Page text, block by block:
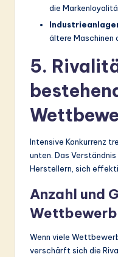
die
ältere Maschinen
5.
Intensive Konkurrenz
unten. Das
Herstellern, sich
Anzahl und
Wenn viele
verschärft sich die